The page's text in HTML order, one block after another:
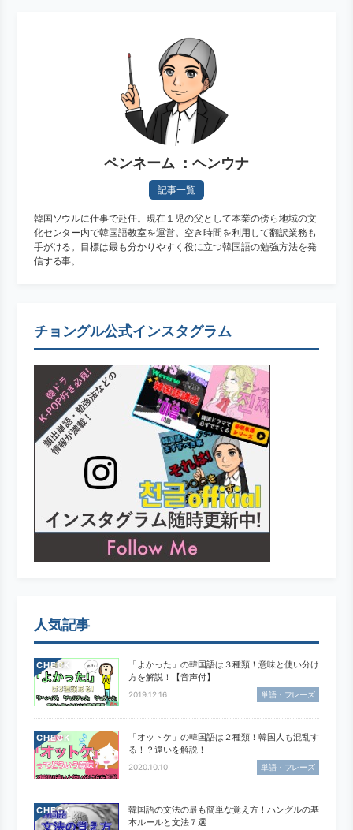
ペンネーム ：ヘンウナ
記事一覧
韓国ソウルに仕事で赴任。現在１児の父として本業の傍ら地域の文
化センター内で韓国語教室を運営。空き時間を利用して翻訳業務も
手がける。目標は最も分かりやすく役に立つ韓国語の勉強方法を発
信する事。
チョングル公式インスタグラム
人気記事
CHECK
「よかった」の韓国語は３種類！意味と使い分け
方を解説！【音声付】
2019.12.16 単語・フレーズ
CHECK
「オットケ」の韓国語は２種類！韓国人も混乱す
る！？違いを解説！
2020.10.10 単語・フレーズ
CHECK
韓国語の文法の最も簡単な覚え方！ハングルの基
本ルールと文法７選